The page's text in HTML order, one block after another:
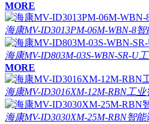
MORE
海康MV-ID3013PM-06M-WBN-8
海康MV-ID803M-03S-WBN-SR-U
MORE
海康MV-ID3016XM-12M-RBN工
海康MV-ID3030XM-25M-RBN智